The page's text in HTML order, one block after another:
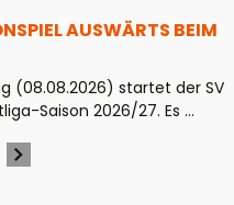
AUSWÄRTS BEIM
(08.08.2026) startet der SV
Saison 2026/27. Es ...